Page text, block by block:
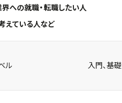
界への就職・転職したい人
えている人など
ル 入門、基礎